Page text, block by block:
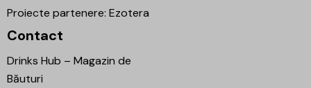
Proiecte partenere: Ezotera
Contact
Drinks Hub – Magazin de
Băuturi